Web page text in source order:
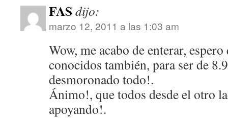
FAS dijo:
marzo 12, 2011 a las 1:03 am
Wow, me acabo de enterar,
conocidos también, para ser de
desmoronado todo!.
Ánimo!, que todos desde el otro
apoyando!.